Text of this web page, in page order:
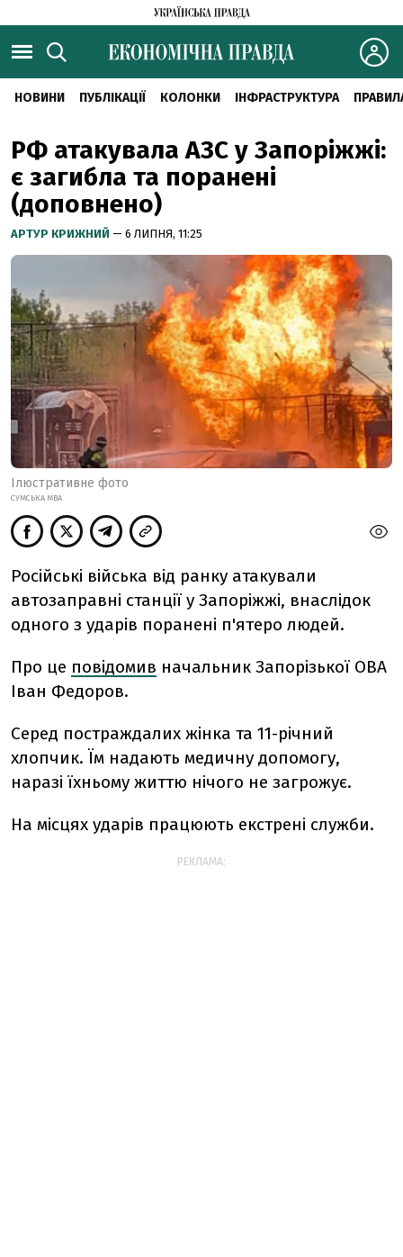
НОВИНИ ПУБЛІКАЦІЇ КОЛОНКИ ІНФРАСТРУКТУРА
РФ атакувала АЗС у Запоріжжі:
є загибла та поранені
(доповнено)
АРТУР КРИЖНИЙ — 6 ЛИПНЯ, 11:25
Ілюстративне фото
СУМСЬКА МВА
Російські війська від ранку атакували
автозаправні станції у Запоріжжі, внаслідок
одного з ударів поранені п'ятеро людей.
Про це повідомив начальник Запорізької ОВА
Іван Федоров.
Серед постраждалих жінка та 11-річний
хлопчик. Їм надають медичну допомогу,
наразі їхньому життю нічого не загрожує.
На місцях ударів працюють екстрені служби.
РЕКЛАМА: